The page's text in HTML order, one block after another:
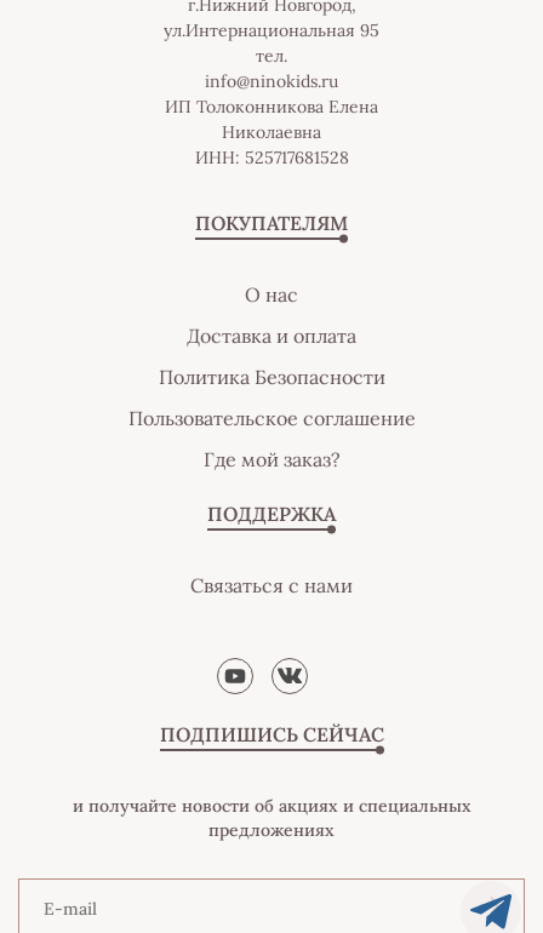
г.Нижний Новгород,
ул.Интернациональная 95
тел.
info@ninokids.ru
ИП Толоконникова Елена
Николаевна
ИНН: 525717681528
ПОКУПАТЕЛЯМ
О нас
Доставка и оплата
Политика Безопасности
Пользовательское соглашение
Где мой заказ?
ПОДДЕРЖКА
Связаться с нами
ПОДПИШИСЬ СЕЙЧАС
и получайте новости об акциях и специальных
предложениях